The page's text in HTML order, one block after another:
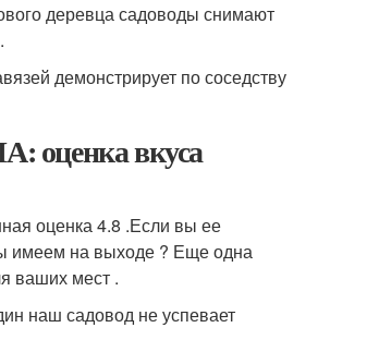
деревца садоводы снимают
демонстрирует по соседству
оценка вкуса
оценка 4.8 .Если вы ее
имеем на выходе ? Еще одна
ваших мест .
наш садовод не успевает